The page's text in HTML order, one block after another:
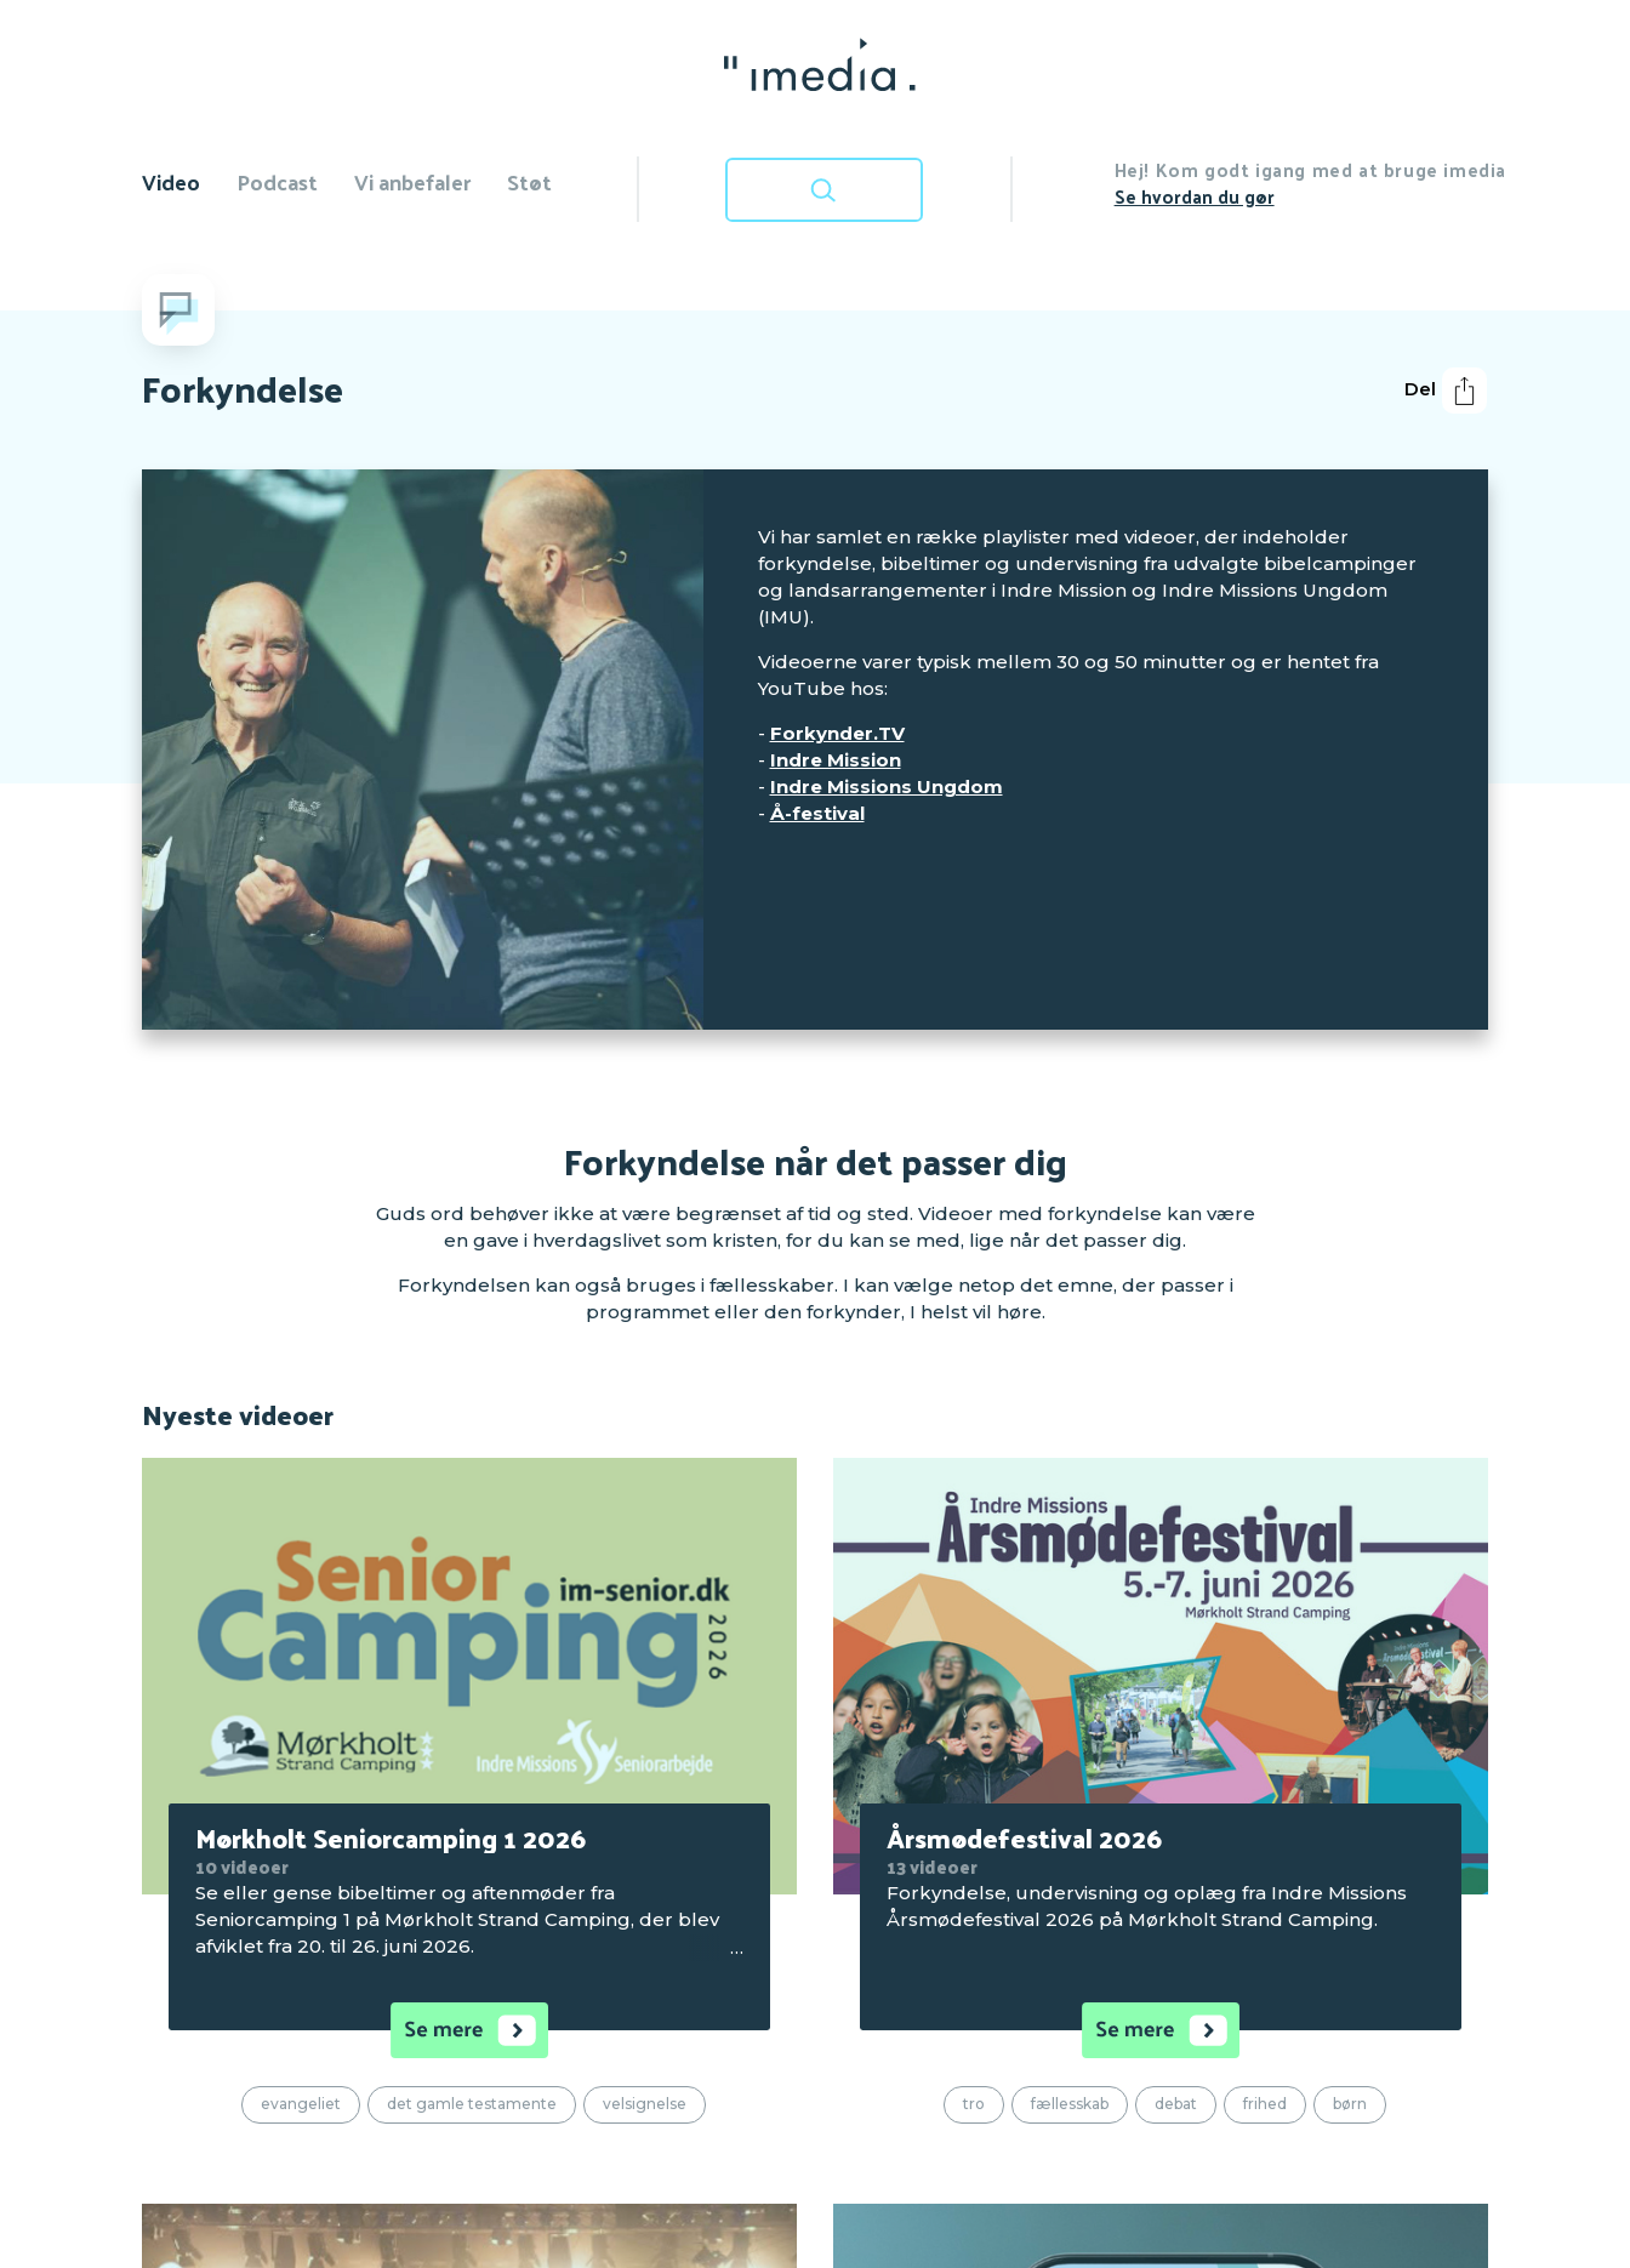
Video Podcast Vi anbefaler Støt
Hej! Kom godt igang med at bruge imedia
Se hvordan du gør
Del
Forkyndelse
Vi har samlet en række playlister med videoer, der indeholder
forkyndelse, bibeltimer og undervisning fra udvalgte bibelcampinger
og landsarrangementer i Indre Mission og Indre Missions Ungdom
(IMU).
Videoerne varer typisk mellem 30 og 50 minutter og er hentet fra
YouTube hos:
- Forkynder.TV
- Indre Mission
- Indre Missions Ungdom
- Å-festival
Forkyndelse når det passer dig
Guds ord behøver ikke at være begrænset af tid og sted. Videoer med forkyndelse kan være
en gave i hverdagslivet som kristen, for du kan se med, lige når det passer dig.
Forkyndelsen kan også bruges i fællesskaber. I kan vælge netop det emne, der passer i
programmet eller den forkynder, I helst vil høre.
Nyeste videoer
Mørkholt Seniorcamping 1 2026
10 videoer
Se eller gense bibeltimer og aftenmøder fra
Seniorcamping 1 på Mørkholt Strand Camping, der blev
afviklet fra 20. til 26. juni 2026.
evangeliet det gamle testamente velsignelse
Årsmødefestival 2026
13 videoer
Forkyndelse, undervisning og oplæg fra Indre Missions
Årsmødefestival 2026 på Mørkholt Strand Camping.
tro fællesskab debat frihed børn